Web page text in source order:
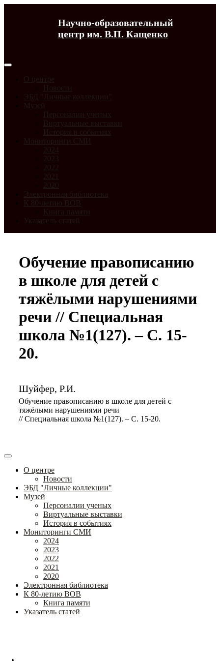
Научно-образовательный
центр им. В.П. Кащенко
О центре
Новости
ЭБД "Личные коллекции"
Музей
Персоналии ученых
Виртуальные выставки
История в событиях
Мониторинги СМИ
2024
2023
2022
2021
2020
Электронная библиотека
К 80-летию ВОВ
Книга памяти
Указатель статей
Обучение правописанию
в школе для детей с
тяжёлыми нарушениями
речи // Специальная
школа №1(127). – С. 15-
20.
Шуйфер, Р.И.
Обучение правописанию в школе для детей с
тяжёлыми нарушениями речи
// Специальная школа №1(127). – С. 15-20.
О центре
Новости
ЭБД "Личные коллекции"
Музей
Персоналии ученых
Виртуальные выставки
История в событиях
Мониторинги СМИ
2024
2023
2022
2021
2020
Электронная библиотека
К 80-летию ВОВ
Книга памяти
Указатель статей